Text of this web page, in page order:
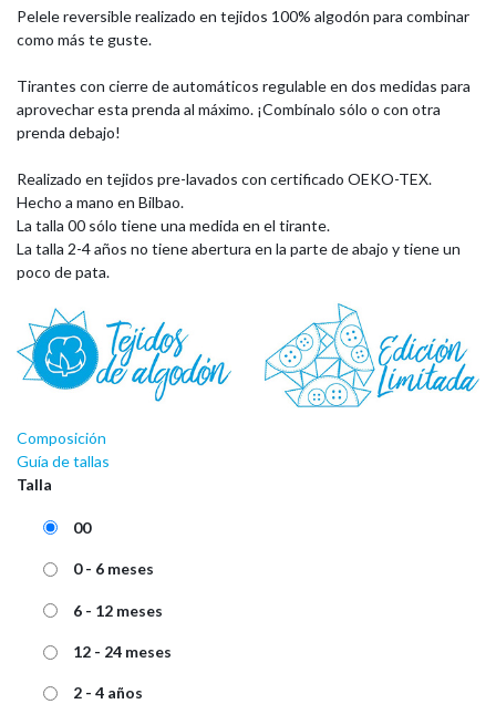
Pelele reversible realizado en tejidos 100% algodón para combinar
como más te guste.
Tirantes con cierre de automáticos regulable en dos medidas para
aprovechar esta prenda al máximo. ¡Combínalo sólo o con otra
prenda debajo!
Realizado en tejidos pre-lavados con certificado OEKO-TEX.
Hecho a mano en Bilbao.
La talla 00 sólo tiene una medida en el tirante.
La talla 2-4 años no tiene abertura en la parte de abajo y tiene un
poco de pata.
Composición
Guía de tallas
Talla
00
0 - 6 meses
6 - 12 meses
12 - 24 meses
2 - 4 años